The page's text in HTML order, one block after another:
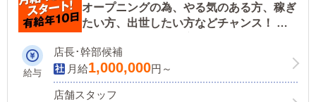
オープニングの為、やる気のある方、稼ぎ
たい方、出世したい方などチャンス！ 都
ます！
給与
店長･幹部候補
月給1,000,000円～
店舗スタッフ